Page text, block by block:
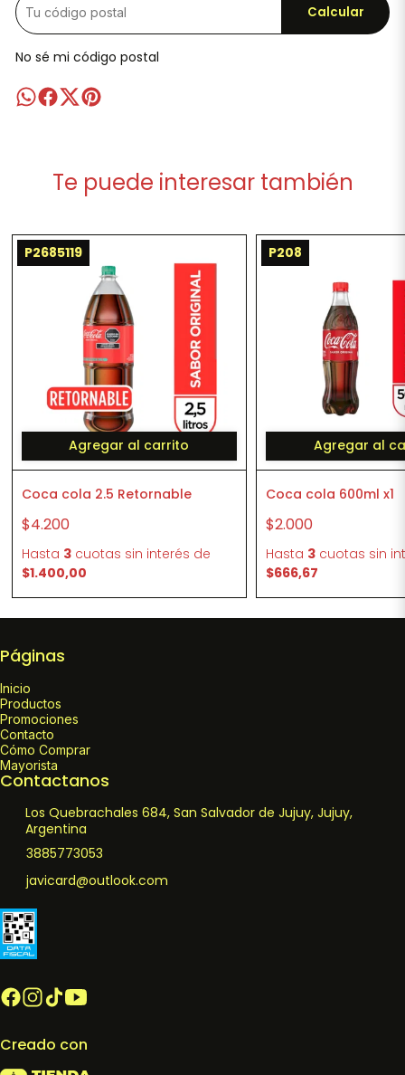
Calcular
No sé mi código postal
Te puede interesar también
P2685119
Agregar al carrito
Coca cola 2.5 Retornable
$4.200
Hasta 3cuotas sin interés de
$1.400,00
P208
Agregar al
Coca cola 600ml x1
$2.000
Hasta 3 cuotas sin
$666,67
Páginas
Inicio
Productos
Promociones
Contacto
Cómo Comprar
Mayorista
Contactanos
Los Quebrachales 684, San Salvador de Jujuy, Jujuy,
Argentina
3885773053
javicard@outlook.com
Creado con